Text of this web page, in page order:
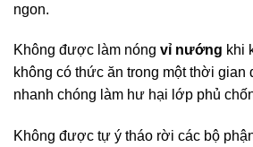
ngon.
Không được làm nóng vỉ nướng khi
không có thức ăn trong một thời gian
nhanh chóng làm hư hại lớp phủ
Không được tự ý tháo rời các bộ